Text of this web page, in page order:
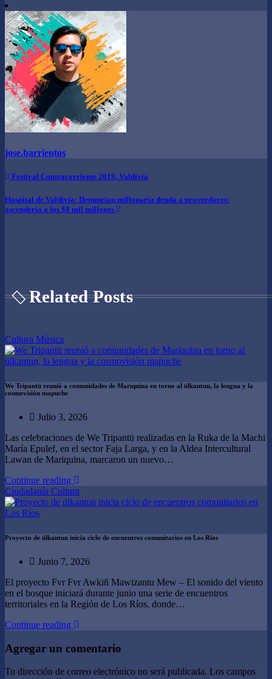
jose.barrientos
Navegación
de
entradas
Festival Contracorriente 2019, Valdivia
Hospital de Valdivia: Denuncian millonaria deuda a proveedores:
ascendería a los $8 mil millones
Related Posts
Cultura Música
We Tripantü reunió a comunidades de Mariquina en torno al ülkantun, la lengua y la
cosmovisión mapuche
Julio 3, 2026
Las celebraciones de We Tripantü realizadas en la Ruka de la Machi
María Epulef, en el sector Faja Larga, y en la Aldea Intercultural
Lawan de Mariquina, marcaron un nuevo…
Continue reading
Ciudadanía Cultura
Proyecto de ülkantun inicia ciclo de encuentros comunitarios en Los Ríos
Junio 7, 2026
El proyecto Fvr Fvr Awkiñ Mawizantu Mew – El sonido del viento
en el bosque iniciará durante junio una serie de encuentros
territoriales en la Región de Los Ríos, donde…
Continue reading
Agregar un comentario
Tu dirección de correo electrónico no será publicada. Los campos